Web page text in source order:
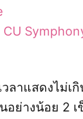
CU
ลาแสดงไม่เ
อย่างน้อย 2 เ